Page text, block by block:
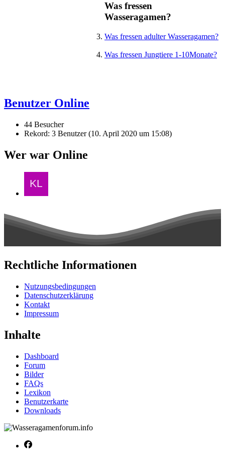
Was fressen
Wasseragamen?
Was fressen adulter Wasseragamen?
Was fressen Jungtiere 1-10Monate?
Benutzer Online
44 Besucher
Rekord: 3 Benutzer (10. April 2020 um 15:08)
Wer war Online
Rechtliche Informationen
Nutzungsbedingungen
Datenschutzerklärung
Kontakt
Impressum
Inhalte
Dashboard
Forum
Bilder
FAQs
Lexikon
Benutzerkarte
Downloads